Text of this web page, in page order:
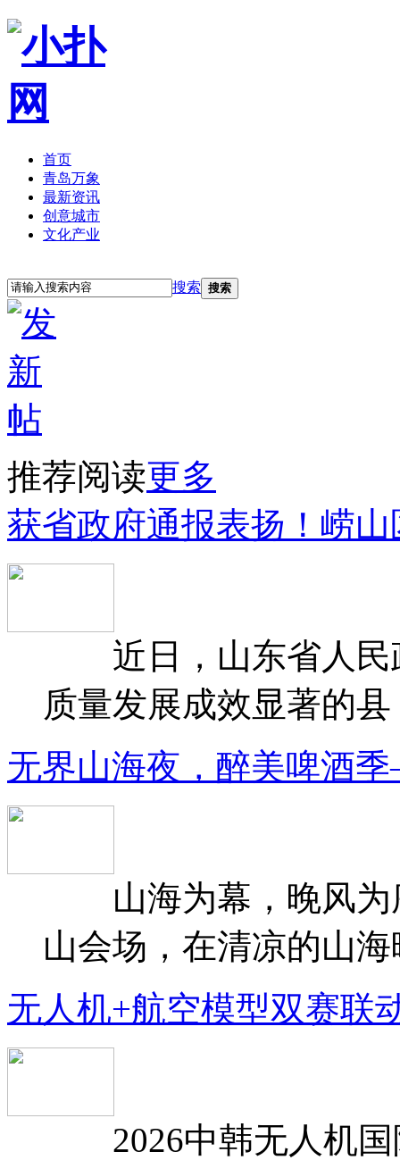
首页
青岛万象
最新资讯
创意城市
文化产业
搜索 搜索
推荐阅读更多
获省政府通报表扬！崂
近日，山东省人民
质量发展成效显著的
无界山海夜，醉美啤酒
山海为幕，晚风为
山会场，在清凉的山
无人机+航空模型双赛联
2026中韩无人机国